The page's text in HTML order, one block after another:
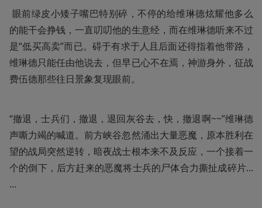
眼前绿皮小矮子嘴巴特别碎，不停的给维琳德炫耀他多么
的能干会挣钱，一直叨叨他的生意经，而在维琳德听来不过
是“低买高卖”而已。碍于有求于人且后面还得指着他带路，
维琳德只能任由他说去，但早已心不在焉，神游身外，征战
费伍德那些往日景象复现眼前。
“撤退，士兵们，撤退，退回灰谷去，快，撤退啊~~”维琳德
声嘶力竭的喊道。前方峡谷忽然涌出大量恶魔，原本胜利在
望的战局突然逆转，暗夜战士根本来不及反应，一个接着一
个的倒下，后方赶来的恶魔将士兵的尸体合力撕扯成碎片...
...